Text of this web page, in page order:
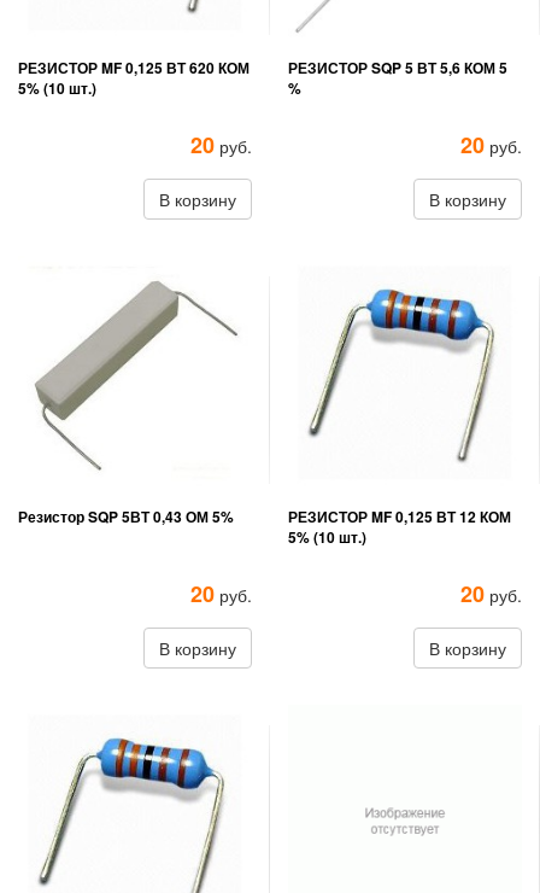
РЕЗИСТОР MF 0,125 ВТ 620 КОМ
5% (10 шт.)
20 руб.
В корзину
РЕЗИСТОР SQP 5 ВТ 5,6 КОМ 5
%
20 руб.
В корзину
Резистор SQP 5ВТ 0,43 ОМ 5%
20 руб.
В корзину
РЕЗИСТОР MF 0,125 ВТ 12 КОМ
5% (10 шт.)
20 руб.
В корзину